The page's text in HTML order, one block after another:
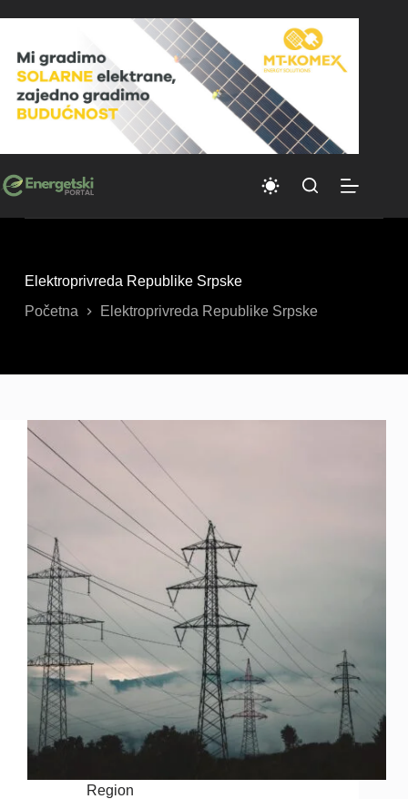
to
Elektroprivreda Republike Srpske
Početna
Elektroprivreda Republike Srpske
Region